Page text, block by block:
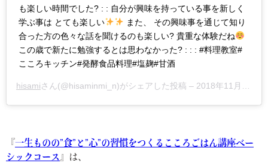
も楽しい時間でした? : : 自分が興味を持っている事を新しく
学ぶ事は とても楽しい
また、 その興味事を通じて知り
合った方の色々な話を聞けるのも楽しい? 貴重な体験だね
この歳で新たに勉強するとは思わなかった? : : : #料理教室#
こころキッチン#発酵食品料理#塩麹#甘酒
hisamiさん(@hisaminmi_n)がシェアした投稿 – 2018年11月月10日午前8時33分PST
『一生ものの”食”と”心”の習慣をつくるこころごはん講座ベー
シックコース』は、